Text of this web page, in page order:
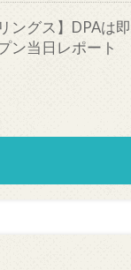
ングス】DPAは即
ン当日レポート